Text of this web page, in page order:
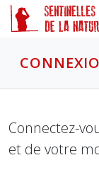
Connectez-
et de votre
Panneau de